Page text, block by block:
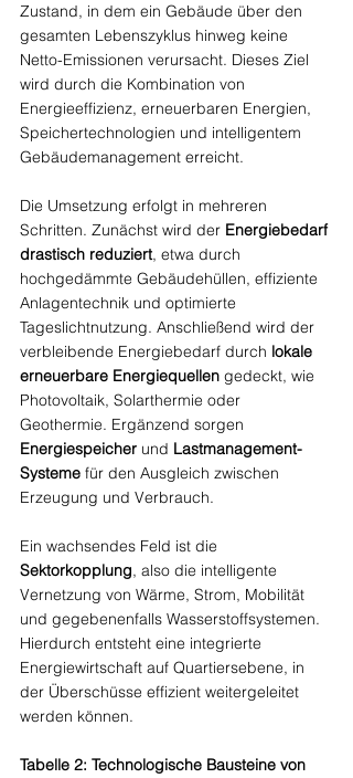
Zustand, in dem ein Gebäude über den
gesamten Lebenszyklus hinweg keine
Netto-Emissionen verursacht. Dieses Ziel
wird durch die Kombination von
Energieeffizienz, erneuerbaren Energien,
Speichertechnologien und intelligentem
Gebäudemanagement erreicht.
Die Umsetzung erfolgt in mehreren
Schritten. Zunächst wird der Energiebedarf
drastisch reduziert, etwa durch
hochgedämmte Gebäudehüllen, effiziente
Anlagentechnik und optimierte
Tageslichtnutzung. Anschließend wird der
verbleibende Energiebedarf durch lokale
erneuerbare Energiequellen gedeckt, wie
Photovoltaik, Solarthermie oder
Geothermie. Ergänzend sorgen
Energiespeicher und Lastmanagement-
Systeme für den Ausgleich zwischen
Erzeugung und Verbrauch.
Ein wachsendes Feld ist die
Sektorkopplung, also die intelligente
Vernetzung von Wärme, Strom, Mobilität
und gegebenenfalls Wasserstoffsystemen.
Hierdurch entsteht eine integrierte
Energiewirtschaft auf Quartiersebene, in
der Überschüsse effizient weitergeleitet
werden können.
Tabelle 2: Technologische Bausteine von